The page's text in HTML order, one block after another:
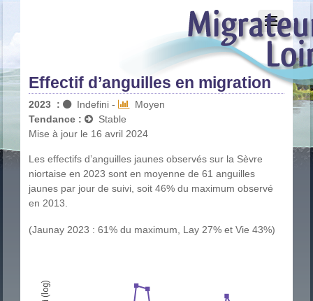
Effectif d’anguilles en migration
2023 : Indefini -
Moyen
Tendance :
Stable
Mise à jour le 16 avril 2024
Les effectifs d’anguilles jaunes observés sur la Sèvre
niortaise en 2023 sont en moyenne de 61 anguilles
jaunes par jour de suivi, soit 46% du maximum observé
en 2013.
(Jaunay 2023 : 61% du maximum, Lay 27% et Vie 43%)